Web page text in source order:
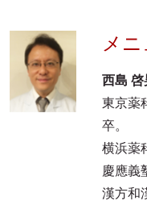
メ
西島 啓
東京薬
卒。
横浜薬
慶應義
漢方和